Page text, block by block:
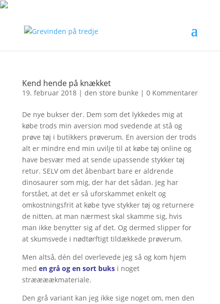
Kend hende på knækket
19. februar 2018| den store bunke | 0 Kommentarer
De nye bukser der. Dem som det lykkedes mig at
købe trods min aversion mod svedende at stå og
prøve tøj i butikkers prøverum. En aversion der trods
alt er mindre end min uvilje til at købe tøj online og
have besvær med at sende upassende stykker tøj
retur. SELV om det åbenbart bare er aldrende
dinosaurer som mig, der har det sådan. Jeg har
forstået, at det er så uforskammet enkelt og
omkostningsfrit at købe tyve stykker tøj og returnere
de nitten, at man nærmest skal skamme sig, hvis
man ikke benytter sig af det. Og dermed slipper for
at skumsvede i nødtørftigt tildækkede prøverum.
Men altså, dén del overlevede jeg så og kom hjem
med en grå og en sort buks i noget
stræææækmateriale.
Den grå variant kan jeg ikke sige noget om, men den